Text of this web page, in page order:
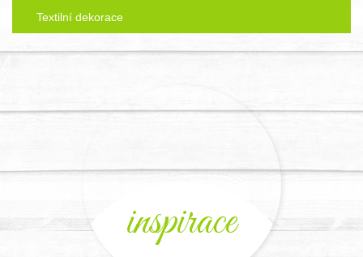
Textilní dekorace
inspirace